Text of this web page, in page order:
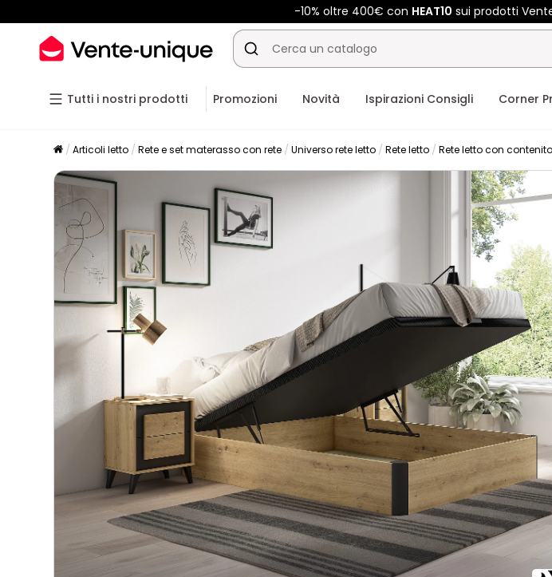
-10% oltre 400€ con HEAT10 sui prodotti
Tutti i nostri prodotti Promozioni Novità Ispirazioni Consigli Corner
Articoli letto Rete e set materasso con rete Universo rete letto Rete letto Rete letto con